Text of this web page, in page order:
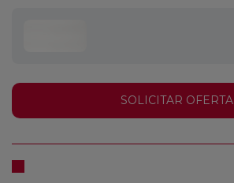
SOLICITAR OFERTA